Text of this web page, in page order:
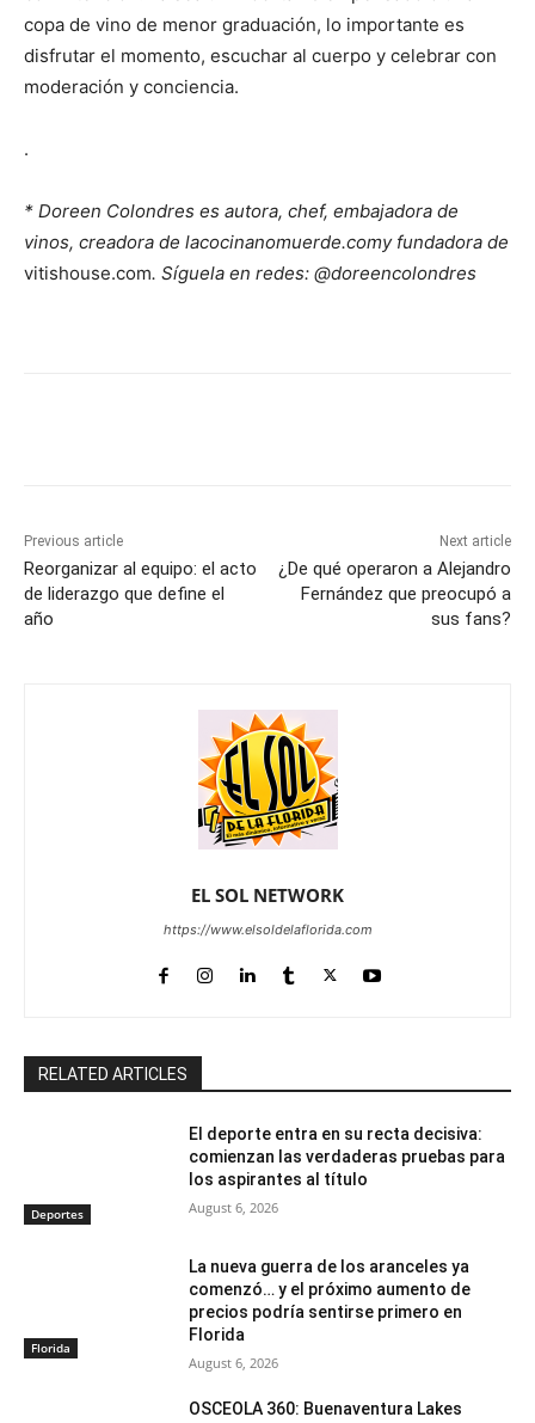
copa de vino de menor graduación, lo importante es
disfrutar el momento, escuchar al cuerpo y celebrar con
moderación y conciencia.
.
* Doreen Colondres es autora, chef, embajadora de
vinos, creadora de lacocinanomuerde.comy fundadora de
vitishouse.com. Síguela en redes: @doreencolondres
Previous article
Reorganizar al equipo: el acto
de liderazgo que define el
año
Next article
¿De qué operaron a Alejandro
Fernández que preocupó a
sus fans?
EL SOL NETWORK
https://www.elsoldelaflorida.com
RELATED ARTICLES
Deportes
El deporte entra en su recta decisiva:
comienzan las verdaderas pruebas para
los aspirantes al título
August 6, 2026
Florida
La nueva guerra de los aranceles ya
comenzó… y el próximo aumento de
precios podría sentirse primero en
Florida
August 6, 2026
OSCEOLA 360: Buenaventura Lakes